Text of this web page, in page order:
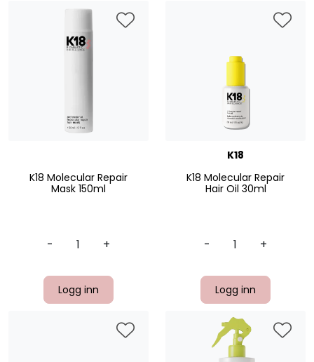
K18 Molecular Repair
Mask 150ml
- +
Logg inn
K18
K18 Molecular Repair
Hair Oil 30ml
- +
Logg inn